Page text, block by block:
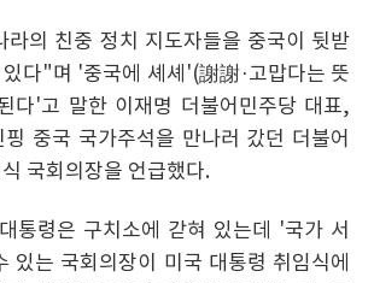
라의 친중 정치 지도자들을 중국이 뒷받
다"며 '중국에 셰셰'(謝謝·고맙다는 뜻
다'고 말한 이재명 더불어민주당 대표,
중국 국가주석을 만나러 갔던 더불어
국회의장을 언급했다.
통령은 구치소에 갇혀 있는데 '국가 서
있는 국회의장이 미국 대통령 취임식에